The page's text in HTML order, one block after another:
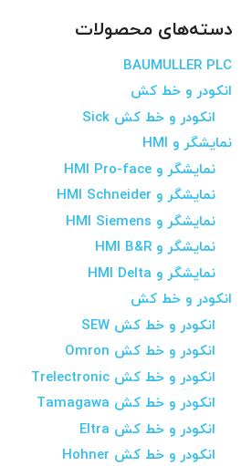
دسته‌های محصولات
BAUMULLER PLC
انکودر و خط کش
انکودر و خط کش Sick
نمایشگر و HMI
نمایشگر و HMI Pro-face
نمایشگر و HMI Schneider
نمایشگر و HMI Siemens
نمایشگر و HMI B&R
نمایشگر و HMI Delta
انکودر و خط کش
انکودر و خط کش SEW
انکودر و خط کش Omron
انکودر و خط کش Trelectronic
انکودر و خط کش Tamagawa
انکودر و خط کش Eltra
انکودر و خط کش Hohner